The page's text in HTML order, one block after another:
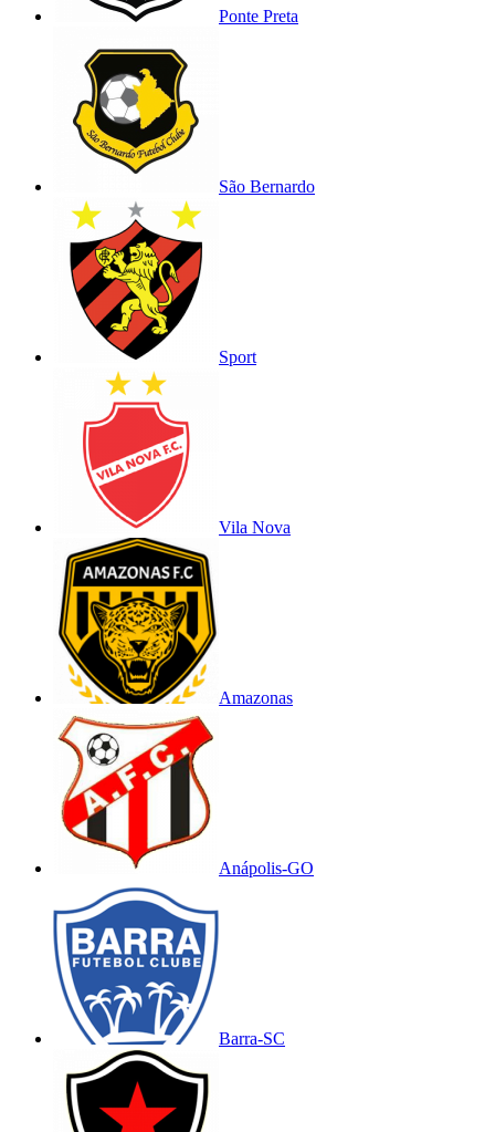
Ponte Preta
São Bernardo
Sport
Vila Nova
Amazonas
Anápolis-GO
Barra-SC